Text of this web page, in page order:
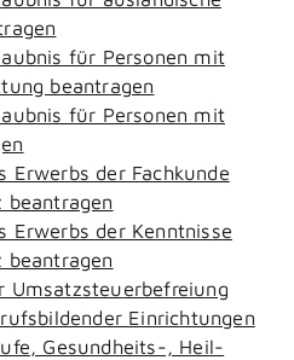
für Personen mit
beantragen
für Personen mit
Erwerbs der Fachkunde
beantragen
Erwerbs der Kenntnisse
beantragen
Umsatzsteuerbefreiung
Einrichtungen
Gesundheits-, Heil-